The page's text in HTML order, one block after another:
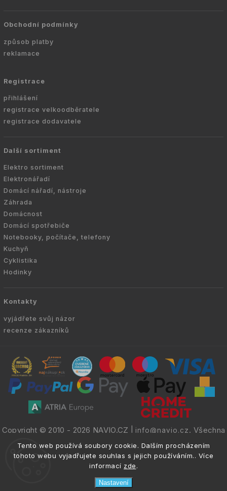
Tento web používá soubory cookie. Dalším procházením
tohoto webu vyjadřujete souhlas s jejich používáním.. Více
informací zde.
Nastavení
Obchodní podmínky
způsob platby
reklamace
Registrace
přihlášení
registrace velkoodběratele
registrace dodavatele
Další sortiment
Elektro sortiment
Elektronářadí
Domácí nářadí, nástroje
Záhrada
Domácnost
Domácí spotřebiče
Notebooky, počítače, telefony
Kuchyň
Cyklistika
Hodinky
Kontakty
vyjádřete svůj názor
recenze zákazníků
Copyright © 2010 - 2026 NAVIO.CZ info@navio.cz. Všechna
práva vyhrazena.